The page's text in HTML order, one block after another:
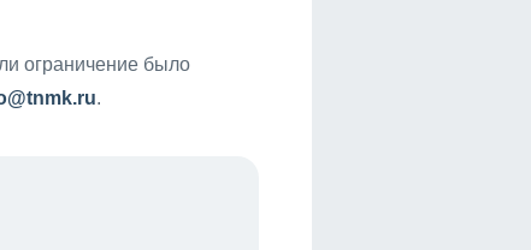
ограничение было
.